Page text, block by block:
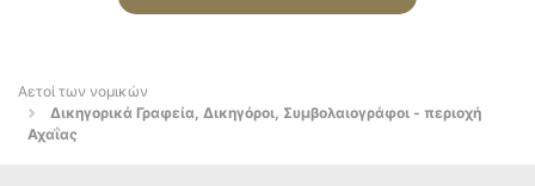
Αετοί των νομικών
Δικηγορικά Γραφεία, Δικηγόροι, Συμβολαιογράφοι - περιοχή
Αχαΐας